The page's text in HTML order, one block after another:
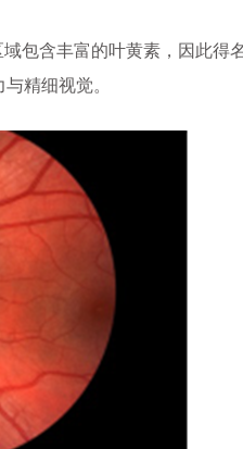
包含丰富的叶黄素，因此得
精细视觉。